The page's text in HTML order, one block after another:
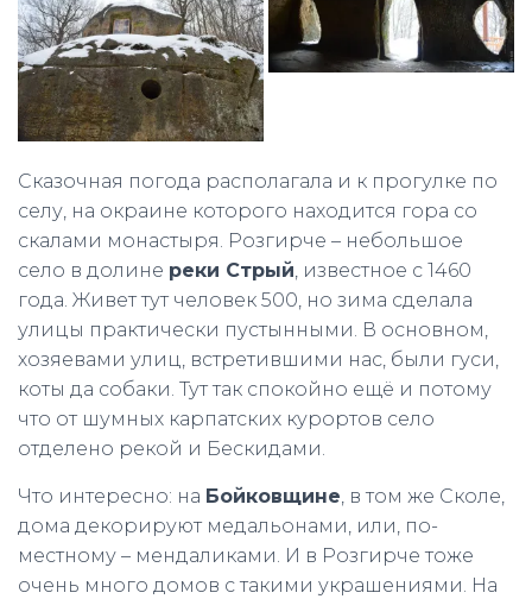
Сказочная погода располагала и к прогулке по
селу, на окраине которого находится гора со
скалами монастыря. Розгирче – небольшое
село в долине реки Стрый , известное с 1460
года. Живет тут человек 500, но зима сделала
улицы практически пустынными. В основном,
хозяевами улиц, встретившими нас, были гуси,
коты да собаки. Тут так спокойно ещё и потому
что от шумных карпатских курортов село
отделено рекой и Бескидами.
Что интересно: на Бойковщине , в том же Сколе,
дома декорируют медальонами, или, по-
местному – мендаликами. И в Розгирче тоже
очень много домов с такими украшениями. На